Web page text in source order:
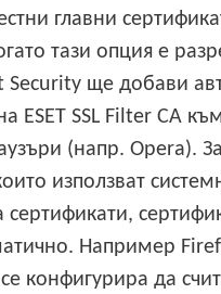
главни
тази опция е
Security ще добави
ESET SSL Filter CA
(напр. Opera). За
използват
Например
конфигурира да